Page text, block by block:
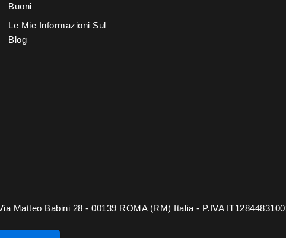
Buoni
Le Mie Informazioni Sul
Blog
Matteo Babini 28 - 00139 ROMA (RM) Italia - P.IVA